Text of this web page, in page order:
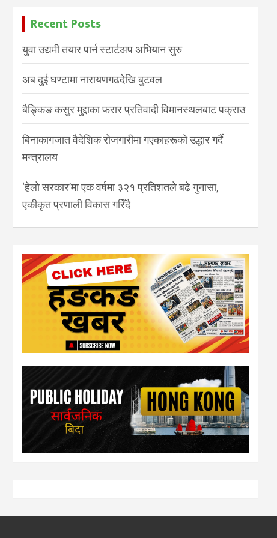
Recent Posts
युवा उद्यमी तयार पार्न स्टार्टअप अभियान सुरु
अब दुई घण्टामा नारायणगढदेखि बुटवल
बैङ्किङ कसुर मुद्दाका फरार प्रतिवादी विमानस्थलबाट पक्राउ
बिनाकागजात वैदेशिक रोजगारीमा गएकाहरूको उद्धार गर्दै
मन्त्रालय
‘हेलो सरकार’मा एक वर्षमा ३२१ प्रतिशतले बढे गुनासा,
एकीकृत प्रणाली विकास गरिँदै